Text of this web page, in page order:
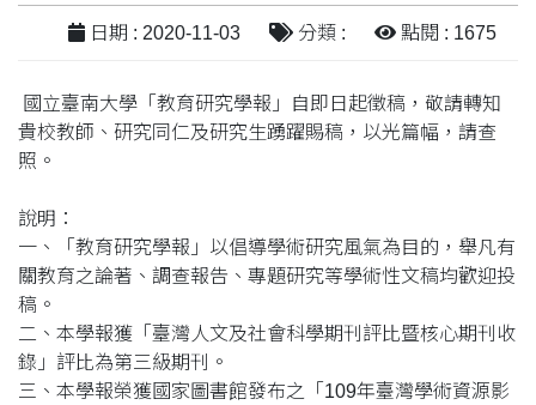
日期 : 2020-11-03 分類 : 點閱 : 1675
國立臺南大學「教育研究學報」自即日起徵稿，敬請轉知
貴校教師、研究同仁及研究生踴躍賜稿，以光篇幅，請查
照。
說明：
一、「教育研究學報」以倡導學術研究風氣為目的，舉凡有
關教育之論著、調查報告、專題研究等學術性文稿均歡迎投
稿。
二、本學報獲「臺灣人文及社會科學期刊評比暨核心期刊收
錄」評比為第三級期刊。
三、本學報榮獲國家圖書館發布之「109年臺灣學術資源影